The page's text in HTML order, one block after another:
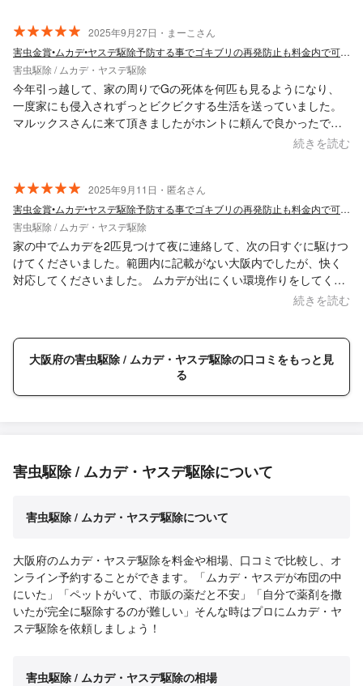
2025年9月27日・まーこさん
害虫金賞•ムカデ•ヤスデ駆除予防する事でゴキブリの再発防止も料金内で可能！関西！
害虫駆除 / ムカデ・ヤスデ駆除
今年引っ越して、家の周りでGの死体を何匹も見るようになり、
一度家にも侵入されずっとビクビクする生活を送っていました。
マルックスさんに来て頂きましたがホントに頼んで良かったで
す。家の隙間は全て埋めてるつもりでしたが、思いもよらぬとこ
した。引っ越しして、黒いものを見るだけで飛び上がって怯えて
いましたが、来て頂いて今はホッとしています。頼むのをしばら
く悩んでいましたが、お願いしてほんとによかったです！遠いと
ころまで来て頂きありがとうございました。人柄もとても優しい
方だったので、どなたでも安心して頼んでいいと思います。
続きを読む
2025年9月11日・匿名さん
害虫金賞•ムカデ•ヤスデ駆除予防する事でゴキブリの再発防止も料金内で可能！関西！
害虫駆除 / ムカデ・ヤスデ駆除
家の中でムカデを2匹見つけて夜に連絡して、次の日すぐに駆けつ
けてくださいました。範囲内に記載がない大阪内でしたが、快く
対応してくださいました。 ムカデが出にくい環境作りをしてくだ
さり、ひとつひとつ丁寧な仕事ぶりで初めての利用でしたが、大
す。
続きを読む
大阪府の害虫駆除 / ムカデ・ヤスデ駆除の口コミをもっと見
る
害虫駆除 / ムカデ・ヤスデ駆除について
害虫駆除 / ムカデ・ヤスデ駆除について
大阪府のムカデ・ヤスデ駆除を料金や相場、口コミで比較し、オ
ンライン予約することができます。「ムカデ・ヤスデが布団の中
にいた」「ペットがいて、市販の薬だと不安」「自分で薬剤を撒
いたが完全に駆除するのが難しい」そんな時はプロにムカデ・ヤ
スデ駆除を依頼しましょう！
害虫駆除 / ムカデ・ヤスデ駆除の相場